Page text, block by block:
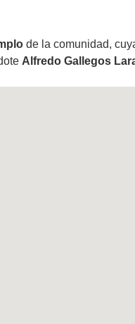
de la comunidad,
Alfredo Gallegos